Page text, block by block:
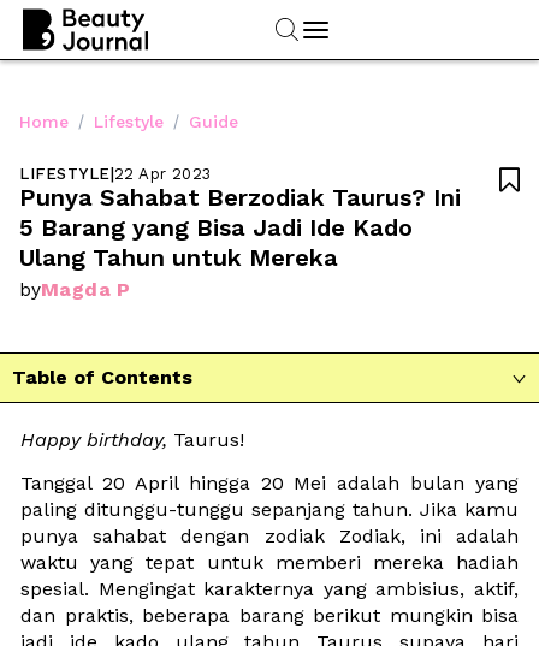
Home / Lifestyle / Guide
LIFESTYLE|22 Apr 2023
Punya Sahabat Berzodiak Taurus? Ini
5 Barang yang Bisa Jadi Ide Kado
Ulang Tahun untuk Mereka
byMagda P

Table of Contents 
Happy birthday, Taurus!
Tanggal 20 April hingga 20 Mei adalah bulan yang
paling ditunggu-tunggu sepanjang tahun. Jika kamu
punya sahabat dengan zodiak Zodiak, ini adalah
waktu yang tepat untuk memberi mereka hadiah
spesial. Mengingat karakternya yang ambisius, aktif,
dan praktis, beberapa barang berikut mungkin bisa